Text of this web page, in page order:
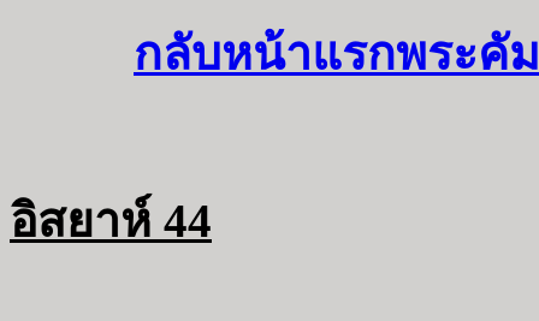
กลับหน้าแรกพระคั
อิสยาห์ 44